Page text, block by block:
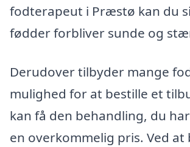
fodterapeut i Præstø kan du
fødder forbliver sunde og
Derudover tilbyder mange
mulighed for at bestille et
kan få den behandling, du
en overkommelig pris. Ved at